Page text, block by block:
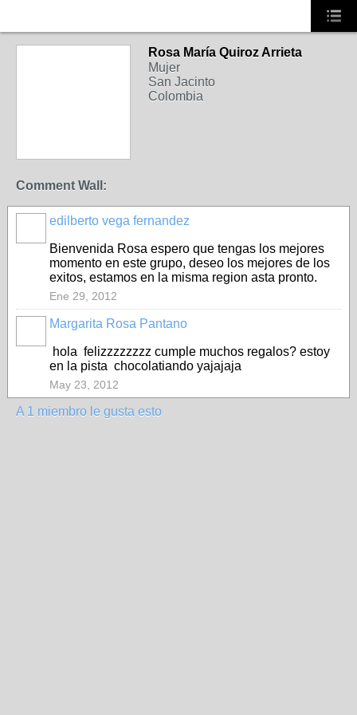
Rosa María Quiroz Arrieta
Mujer
San Jacinto
Colombia
Comment Wall:
edilberto vega fernandez
Bienvenida Rosa espero que tengas los mejores
momento en este grupo, deseo los mejores de los
exitos, estamos en la misma region asta pronto.
Ene 29, 2012
Margarita Rosa Pantano
hola felizzzzzzzz cumple muchos regalos? estoy
en la pista chocolatiando yajajaja
May 23, 2012
A 1 miembro le gusta esto